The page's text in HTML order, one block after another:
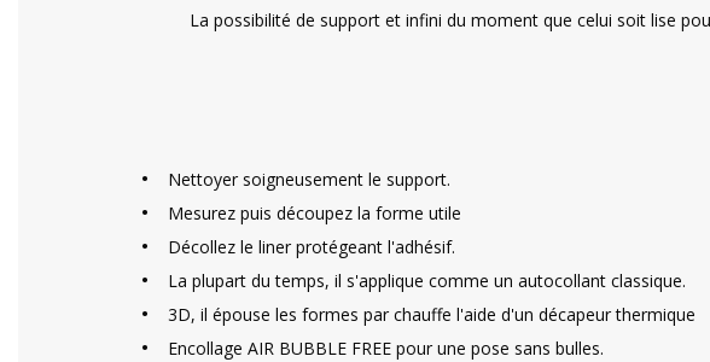
La possibilité de support et infini du moment que celui soit lise
• Nettoyer soigneusement le support.
• Mesurez puis découpez la forme utile
• Décollez le liner protégeant l'adhésif.
• La plupart du temps, il s'applique comme un autocollant classique.
• 3D, il épouse les formes par chauffe l'aide d'un décapeur thermique
• Encollage AIR BUBBLE FREE pour une pose sans bulles.